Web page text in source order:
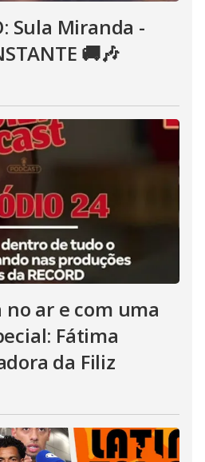
Sula Miranda -
🚚🎶
no ar e com uma
Fátima
da Filiz